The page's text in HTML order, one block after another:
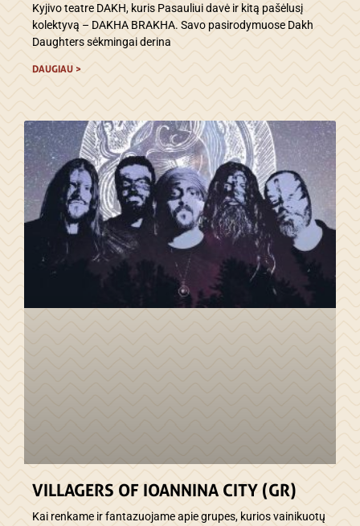
Kyjivo teatre DAKH, kuris Pasauliui davė ir kitą pašėlusį
kolektyvą – DAKHA BRAKHA. Savo pasirodymuose Dakh
Daughters sėkmingai derina
DAUGIAU >
VILLAGERS OF IOANNINA CITY (GR)
Kai renkame ir fantazuojame apie grupes, kurios vainikuotų